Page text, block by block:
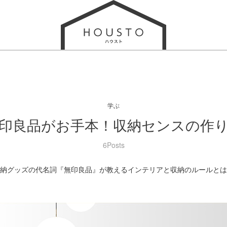
学ぶ
良品がお手本！収納センスの作
6Posts
グッズの代名詞『無印良品』が教えるインテリアと収納のルールと